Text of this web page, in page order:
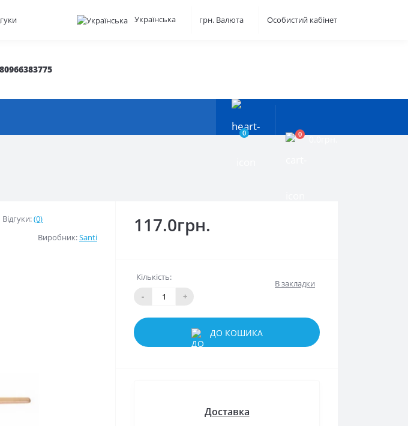
Українська грн. Валюта Особистий кабінет
0 0
Відгуки:(0)
Виробник:Santi
117.0грн.
Кількість:
-
+
В закладки
ДО КОШИКА
Доставка